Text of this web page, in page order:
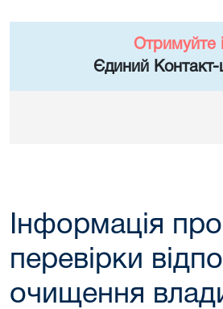
Отримуйте
Єдиний Контакт-
Інформація
перевірки
очищення